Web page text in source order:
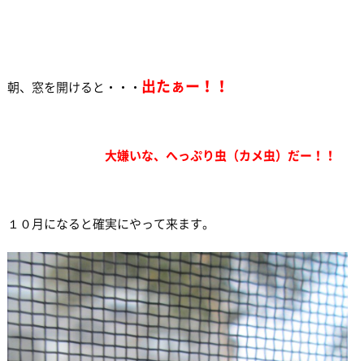
朝、窓を開けると・・・ 出たぁー！！
大嫌いな、へっぷり虫（カメ虫）だー！！
１０月になると確実にやって来ます。